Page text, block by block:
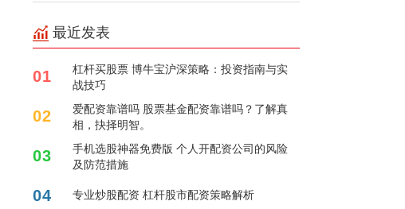
最近发表
01
杠杆买股票 博牛宝沪深策略：投资指南与实
战技巧
02
爱配资靠谱吗 股票基金配资靠谱吗？了解真
相，抉择明智。
03
手机选股神器免费版 个人开配资公司的风险
及防范措施
04 专业炒股配资 杠杆股市配资策略解析